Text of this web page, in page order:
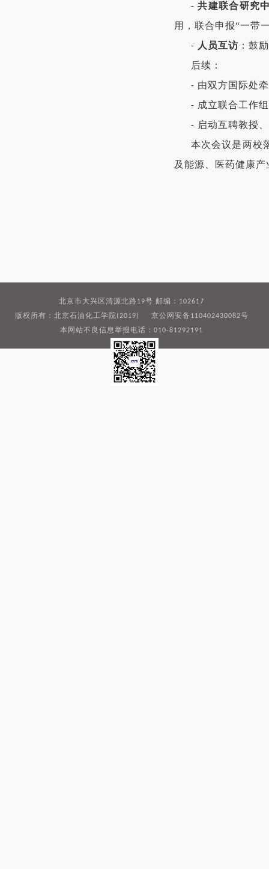
-共建联合研究
用，联合申报“一带
- 人员互访 ：鼓
后续：
- 由双方国际处
- 成立联合工作
- 启动互聘教授
本次会议是两校
及能源、医药健康
北京市大兴区清源北路19号 邮编：102617
版权所有：北京石油化工学院(2019) 京公网安备110402430082号
本网站不良信息举报电话：010-81292191